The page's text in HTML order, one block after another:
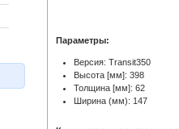
Параметры:
Версия: Transit350
Высота [мм]: 398
Толщина [мм]: 62
Ширина (мм): 147